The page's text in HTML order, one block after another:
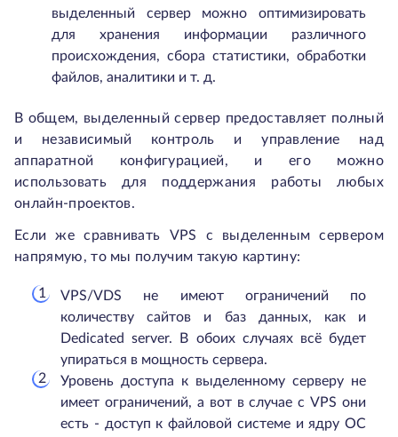
выделенный сервер можно оптимизировать
для хранения информации различного
происхождения, сбора статистики, обработки
файлов, аналитики и т. д.
В общем, выделенный сервер предоставляет полный
и независимый контроль и управление над
аппаратной конфигурацией, и его можно
использовать для поддержания работы любых
онлайн-проектов.
Если же сравнивать VPS с выделенным сервером
напрямую, то мы получим такую картину:
VPS/VDS не имеют ограничений по
количеству сайтов и баз данных, как и
Dedicated server. В обоих случаях всё будет
упираться в мощность сервера.
Уровень доступа к выделенному серверу не
имеет ограничений, а вот в случае с VPS они
есть - доступ к файловой системе и ядру ОС